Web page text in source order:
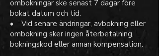
ombokningar ske senast 7 dagar före
bokat datum och tid.
• Vid senare ändringar, avbokning eller
ombokning sker ingen återbetalning,
bokningskod eller annan kompensation.